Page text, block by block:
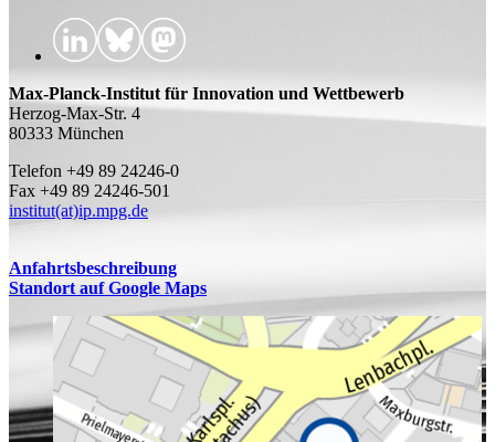
Max-Planck-Institut für Innovation und Wettbewerb
Herzog-Max-Str. 4
80333 München
Telefon +49 89 24246-0
Fax +49 89 24246-501
institut(at)ip.mpg.de
Anfahrtsbeschreibung
Standort auf Google Maps